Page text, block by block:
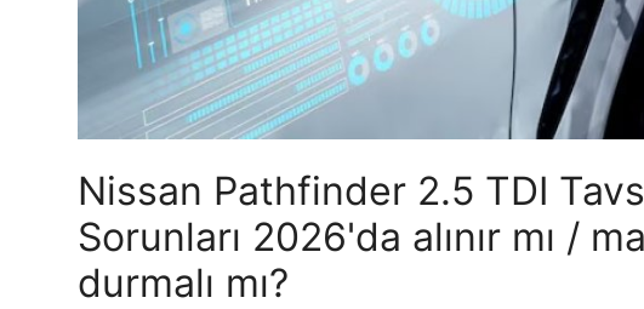
Nissan Pathfinder 2.5 TDI
Sorunları 2026'da alınır mı /
durmalı mı?